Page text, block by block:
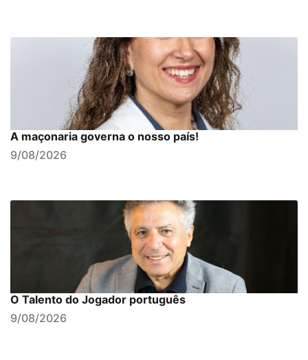
A maçonaria governa o nosso país!
9/08/2026
O Talento do Jogador português
9/08/2026